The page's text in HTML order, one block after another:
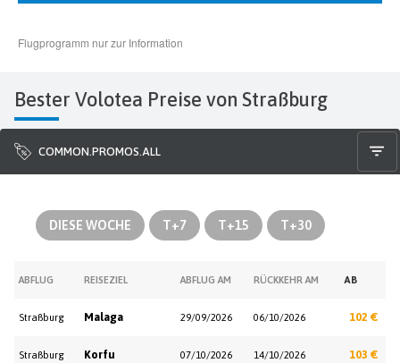
Bester Volotea Preise von Straßburg
COMMON.PROMOS.ALL
DIESE WOCHE T+7 T+15 T+30
ABFLUG REISEZIEL ABFLUG AM RÜCKKEHR AM AB
Straßburg Malaga 29/09/2026 06/10/2026 102 €
Straßburg Korfu 07/10/2026 14/10/2026 103 €